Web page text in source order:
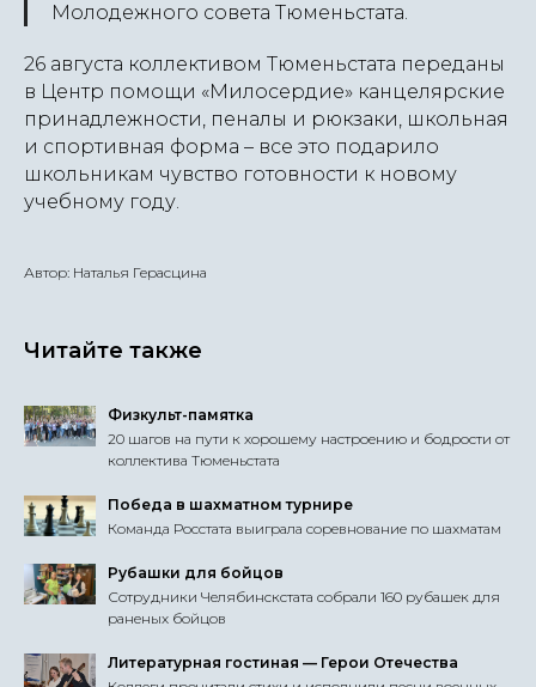
Молодежного совета Тюменьстата.
26 августа коллективом Тюменьстата переданы
в Центр помощи «Милосердие» канцелярские
принадлежности, пеналы и рюкзаки, школьная
и спортивная форма – все это подарило
школьникам чувство готовности к новому
учебному году.
Автор: Наталья Герасцина
Читайте также
Физкульт-памятка
20 шагов на пути к хорошему настроению и бодрости от
коллектива Тюменьстата
Победа в шахматном турнире
Команда Росстата выиграла соревнование по шахматам
Рубашки для бойцов
Сотрудники Челябинскстата собрали 160 рубашек для
раненых бойцов
Литературная гостиная — Герои Отечества